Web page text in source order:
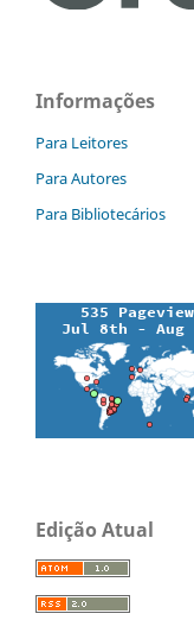
Informações
Para Leitores
Para Autores
Para Bibliotecários
Edição Atual